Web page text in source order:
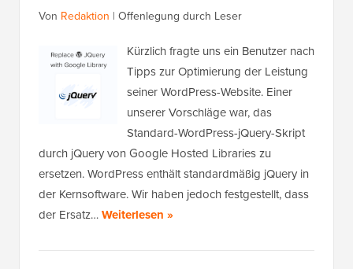
Von Redaktion | Offenlegung durch Leser
Kürzlich fragte uns ein Benutzer nach
Tipps zur Optimierung der Leistung
seiner WordPress-Website. Einer
unserer Vorschläge war, das
Standard-WordPress-jQuery-Skript
durch jQuery von Google Hosted Libraries zu
ersetzen. WordPress enthält standardmäßig jQuery in
der Kernsoftware. Wir haben jedoch festgestellt, dass
der Ersatz…Weiterlesen »